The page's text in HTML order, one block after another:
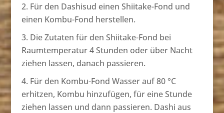
Für den Dashisud einen Shiitake-Fond und
einen Kombu-Fond herstellen.
Die Zutaten für den Shiitake-Fond bei
Raumtemperatur 4 Stunden oder über Nacht
ziehen lassen, danach passieren.
Für den Kombu-Fond Wasser auf 80 °C
erhitzen, Kombu hinzufügen, für eine Stunde
ziehen lassen und dann passieren. Dashi aus